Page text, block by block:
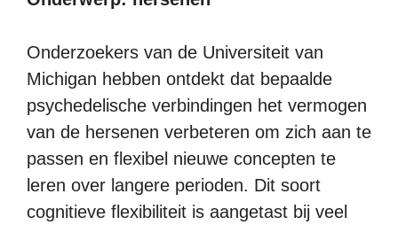
Onderzoekers van de Universiteit van
Michigan hebben ontdekt dat bepaalde
psychedelische verbindingen het vermogen
van de hersenen verbeteren om zich aan te
passen en flexibel nieuwe concepten te
leren over langere perioden. Dit soort
cognitieve flexibiliteit is aangetast bij veel